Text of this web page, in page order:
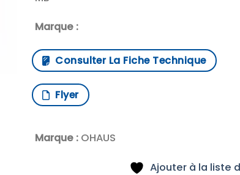
Marque :
Consulter La Fiche Technique
Flyer
Marque :OHAUS
Ajouter à la liste